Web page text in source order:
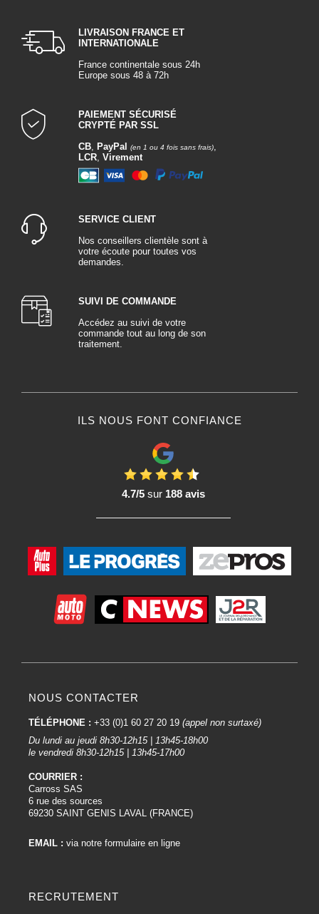
LIVRAISON FRANCE ET
INTERNATIONALE
France continentale sous 24h
Europe sous 48 à 72h
PAIEMENT SÉCURISÉ
CRYPTÉ PAR SSL
CB, PayPal (en 1 ou 4 fois sans frais),
LCR, Virement
SERVICE CLIENT
Nos conseillers clientèle sont à
votre écoute pour toutes vos
demandes.
SUIVI DE COMMANDE
Accédez au suivi de votre
commande tout au long de son
traitement.
ILS NOUS FONT CONFIANCE
4.7/5sur 188 avis
NOUS CONTACTER
TÉLÉPHONE : +33 (0)1 60 27 20 19 (appel non surtaxé)
Du lundi au jeudi 8h30-12h15 | 13h45-18h00
le vendredi 8h30-12h15 | 13h45-17h00
COURRIER :
Carross SAS
6 rue des sources
69230 SAINT GENIS LAVAL (FRANCE)
EMAIL : via notre formulaire en ligne
RECRUTEMENT